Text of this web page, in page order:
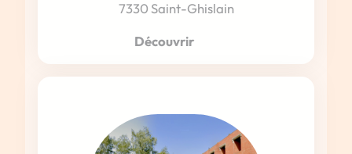
7330 Saint-Ghislain
Découvrir